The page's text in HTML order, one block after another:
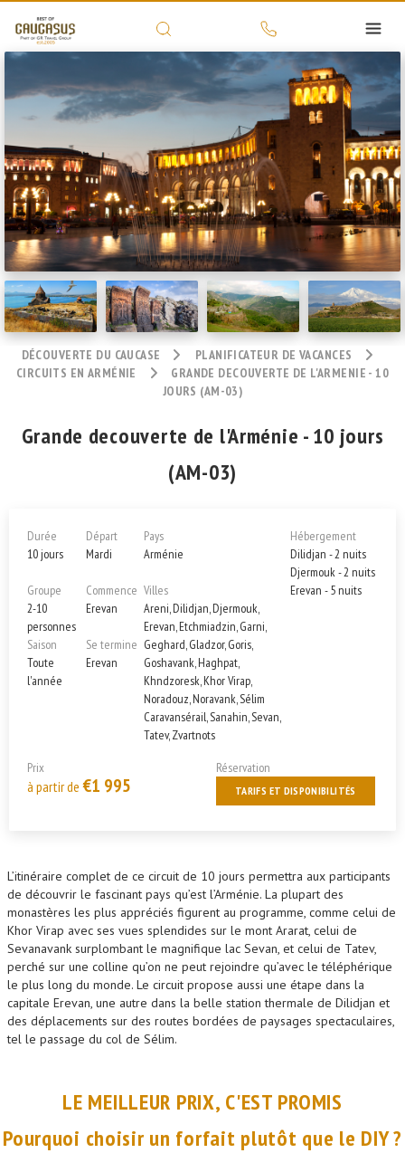
DÉCOUVERTE DU CAUCASE
PLANIFICATEUR DE VACANCES
CIRCUITS EN ARMÉNIE
GRANDE DECOUVERTE DE L'ARMENIE - 10
JOURS (AM-03)
Grande decouverte de l'Arménie - 10 jours
(AM-03)
Durée
10 jours
Groupe
2-10
personnes
Saison
Toute
l'année
Départ
Mardi
Commence
Erevan
Se termine
Erevan
Pays
Arménie
Villes
Areni, Dilidjan, Djermouk,
Erevan, Etchmiadzin, Garni,
Geghard, Gladzor, Goris,
Goshavank, Haghpat,
Khndzoresk, Khor Virap,
Noradouz, Noravank, Sélim
Caravansérail, Sanahin, Sevan,
Tatev, Zvartnots
Hébergement
Dilidjan - 2 nuits
Djermouk - 2 nuits
Erevan - 5 nuits
Prix
à partir de €1 995
Réservation
TARIFS ET DISPONIBILITÉS
L’itinéraire complet de ce circuit de 10 jours permettra aux participants
de découvrir le fascinant pays qu’est l’Arménie. La plupart des
monastères les plus appréciés figurent au programme, comme celui de
Khor Virap avec ses vues splendides sur le mont Ararat, celui de
Sevanavank surplombant le magnifique lac Sevan, et celui de Tatev,
perché sur une colline qu’on ne peut rejoindre qu’avec le téléphérique
le plus long du monde. Le circuit propose aussi une étape dans la
capitale Erevan, une autre dans la belle station thermale de Dilidjan et
des déplacements sur des routes bordées de paysages spectaculaires,
tel le passage du col de Sélim.
LE MEILLEUR PRIX, C'EST PROMIS
Pourquoi choisir un forfait plutôt que le DIY ?